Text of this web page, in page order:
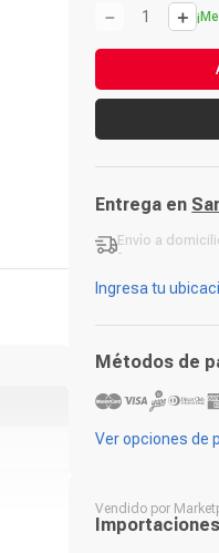
＋
－
Entrega en
Envío a
-
Ingresa tu
Métodos de
Ver opciones de
Vendido por